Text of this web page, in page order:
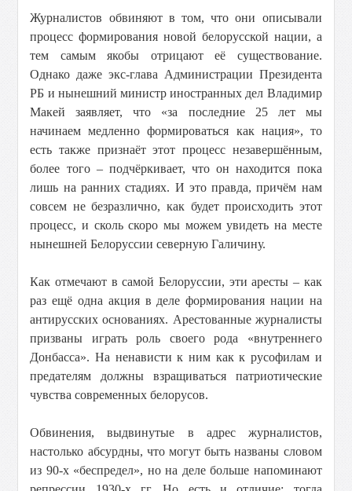
Журналистов обвиняют в том, что они описывали
процесс формирования новой белорусской нации, а
тем самым якобы отрицают её существование.
Однако даже экс-глава Администрации Президента
РБ и нынешний министр иностранных дел Владимир
Макей заявляет, что «за последние 25 лет мы
начинаем медленно формироваться как нация», то
есть также признаёт этот процесс незавершённым,
более того – подчёркивает, что он находится пока
лишь на ранних стадиях. И это правда, причём нам
совсем не безразлично, как будет происходить этот
процесс, и сколь скоро мы можем увидеть на месте
нынешней Белоруссии северную Галичину.
Как отмечают в самой Белоруссии, эти аресты – как
раз ещё одна акция в деле формирования нации на
антирусских основаниях. Арестованные журналисты
призваны играть роль своего рода «внутреннего
Донбасса». На ненависти к ним как к русофилам и
предателям должны взращиваться патриотические
чувства современных белорусов.
Обвинения, выдвинутые в адрес журналистов,
настолько абсурдны, что могут быть названы словом
из 90-х «беспредел», но на деле больше напоминают